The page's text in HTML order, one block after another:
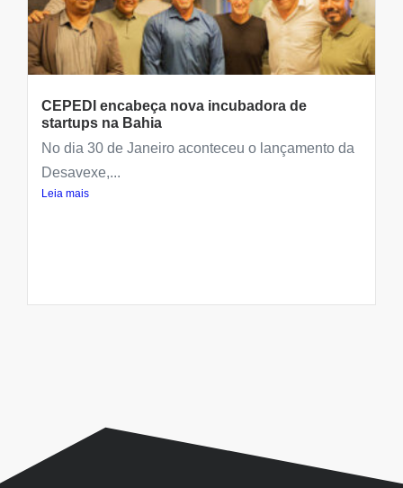
CEPEDI encabeça nova incubadora de
startups na Bahia
No dia 30 de Janeiro aconteceu o lançamento da
Desavexe,...
Leia mais